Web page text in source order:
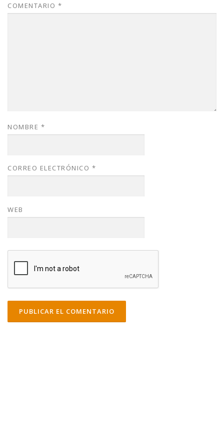
COMENTARIO *
NOMBRE *
CORREO ELECTRÓNICO *
WEB